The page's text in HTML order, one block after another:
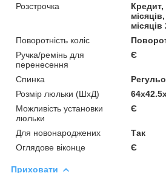
Розстрочка
Кредит,
місяців
Поворотність коліс
Ручка/ремінь для
перенесення
Є
Спинка
Розмір люльки (ШхД)
Можливість установки
люльки
Є
Для новонароджених
Так
Оглядове віконце
Є
Приховати